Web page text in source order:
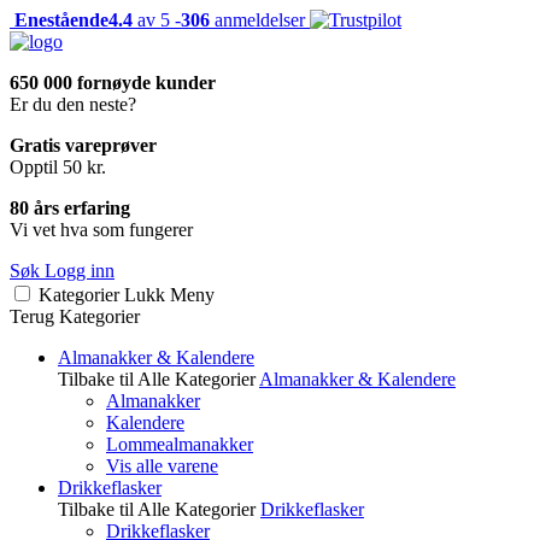
Enestående4.4 av 5 -306 anmeldelser
650 000 fornøyde kunder
Er du den neste?
Gratis vareprøver
Opptil 50 kr.
80 års erfaring
Vi vet hva som fungerer
Søk Logg inn
Kategorier Lukk Meny
Terug Kategorier
Almanakker & Kalendere
Tilbake til Alle Kategorier Almanakker & Kalendere
Almanakker
Kalendere
Lommealmanakker
Vis alle varene
Drikkeflasker
Tilbake til Alle Kategorier Drikkeflasker
Drikkeflasker